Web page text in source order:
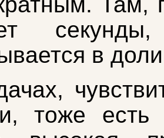
в
тоже есть